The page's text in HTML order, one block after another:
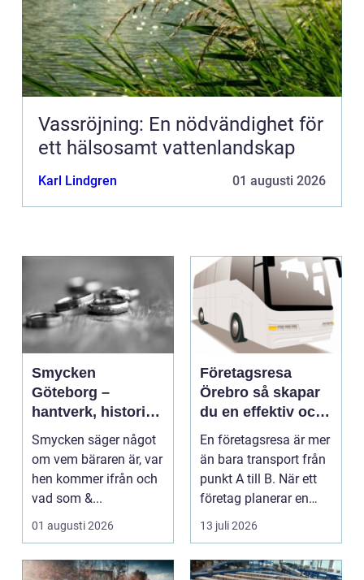
Vassröjning: En nödvändighet för
ett hälsosamt vattenlandskap
Karl Lindgren 01 augusti 2026
Smycken
Göteborg –
hantverk, historia
och personligt
uttryck
Smycken säger något
om vem bäraren är, var
hen kommer ifrån och
vad som &...
01 augusti 2026
Företagsresa
Örebro så skapar
du en effektiv och
minnesvärd resa
En företagsresa är mer
än bara transport från
punkt A till B. När ett
företag planerar en
resa för m...
13 juli 2026